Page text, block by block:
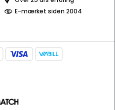
E-mærket siden 2004